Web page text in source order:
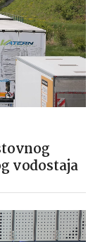
vodostaja